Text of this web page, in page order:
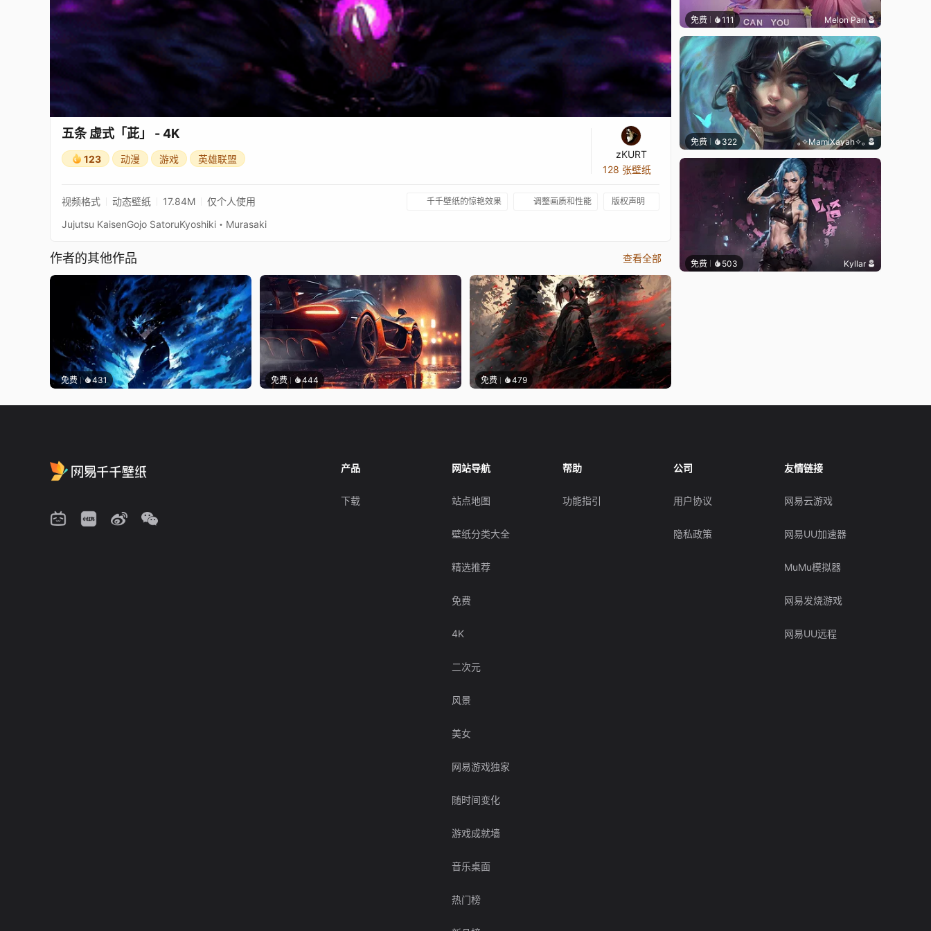
五条 虚式「茈」 - 4K
123 动漫 游戏 英雄联盟
zKURT
128 张壁纸
视频格式 动态壁纸 17.84M 仅个人使用 千千壁纸的惊艳效果 调整画质和性能 版权声明
Jujutsu KaisenGojo SatoruKyoshiki・Murasaki
作者的其他作品 查看全部
免费 431 免费 444 免费 479
免费 111 Melon Pan
免费 322 ｡✧MamiXayah✧｡
免费 503 Kyllar
产品
下载
网站导航
站点地图
壁纸分类大全
精选推荐
免费
4K
二次元
风景
美女
网易游戏独家
随时间变化
游戏成就墙
音乐桌面
热门榜
帮助
功能指引
公司
用户协议
隐私政策
友情链接
网易云游戏
网易UU加速器
MuMu模拟器
网易发烧游戏
网易UU远程